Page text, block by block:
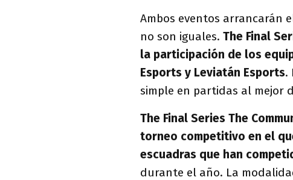
Ambos eventos arrancarán
no son iguales. The Final
la participación de los
Esports y Leviatán Esports.
simple en partidas al mejor
The Final Series The
torneo competitivo en el
escuadras que han
durante el año. La